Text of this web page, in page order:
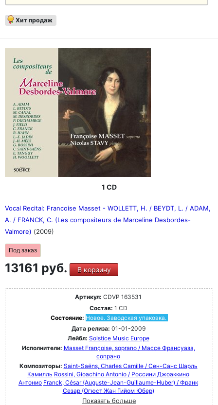
Хит продаж
1 CD
Vocal Recital: Francoise Masset - WOLLETT, H. / BEYDT, L. / ADAM,
A. / FRANCK, C. (Les compositeurs de Marceline Desbordes-
Valmore) (2009)
Под заказ
13161 руб. В корзину
Артикул: CDVP 163531
Состав: 1 CD
Состояние: Новое. Заводская упаковка.
Дата релиза: 01-01-2009
Лейбл: Solstice Music Europe
Исполнители: Masset Françoise, soprano / Массе Франсуаза,
сопрано
Композиторы: Saint-Saëns, Charles Camille / Сен-Санс Шарль
Камилль Rossini, Gioachino Antonio / Россини Джоаккино
Антонио Franck, César (Auguste-Jean-Guillaume-Huber) / Франк
Сезар (Огюст Жан Гийом Юбер)
Показать больше